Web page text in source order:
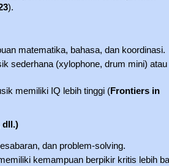
).
matematika, bahasa, dan koordinasi.
sederhana (xylophone, drum mini) atau
memiliki IQ lebih tinggi (Frontiers in
dll.)
dan problem-solving.
kemampuan berpikir kritis lebih